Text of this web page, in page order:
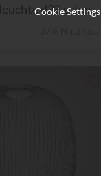
d28 schw...
Cookie Settings